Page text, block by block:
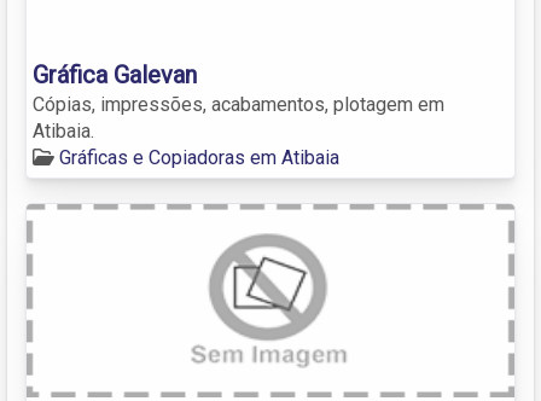
Gráfica Galevan
Cópias, impressões, acabamentos, plotagem em
Atibaia.
Gráficas e Copiadoras em Atibaia